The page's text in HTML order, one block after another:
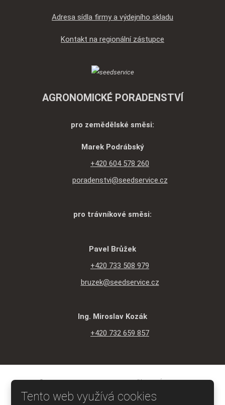
Adresa sídla firmy a výdejního skladu
Kontakt na regionální zástupce
AGRONOMICKÉ PORADENSTVÍ
pro zemědělské směsi:
Marek Podrábský
+420 604 578 260
poradenstvi@seedservice.cz
pro trávníkové směsi:
Pavel Brůžek
+420 733 508 979
bruzek@seedservice.cz
Ing. Miroslav Kozák
+420 732 659 857
© 2026 SEED SERVICE s.r.o., vytvořila eBRÁNA s.r.o.
Mapa stránek |Podmínky použití |Ochrana osobních údajů
Tento web využívá cookies